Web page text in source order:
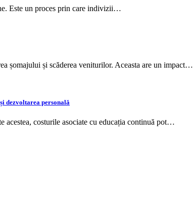
Este un proces prin care indivizii…
șomajului și scăderea veniturilor. Aceasta are un impact…
dezvoltarea personală
acestea, costurile asociate cu educația continuă pot…